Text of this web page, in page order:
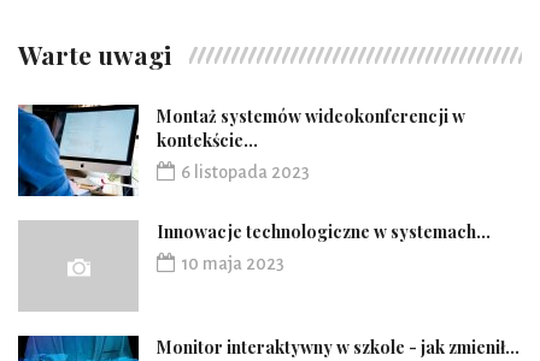
Warte uwagi
Montaż systemów wideokonferencji w
kontekście...
6 listopada 2023
Innowacje technologiczne w systemach...
10 maja 2023
Monitor interaktywny w szkole - jak zmienił...